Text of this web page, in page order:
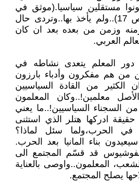
مستقلين سياسيا.(موثق في
كتابنا..كتابات ساخرة ص 17)..ولم يأخذ بها..وتردى حال
وزمن من بعده بعد ان كان
العربي.
المعلم يتعدى نشاطه في
من هم مفكرون وأدباء بارزون
الكثير من القادة السياسيين
معلمين!..وكان المعلمون
من السجناء السياسيين!..ما يعني
حقيقة ادركها هتلر الذي استثنى
الحرب،ولما سئل لماذا؟
بناء المانيا بعد الحرب.
قد قسّم المجتمع الى
المعلمون..واوصى بالعناية
يصلح المجتمع.